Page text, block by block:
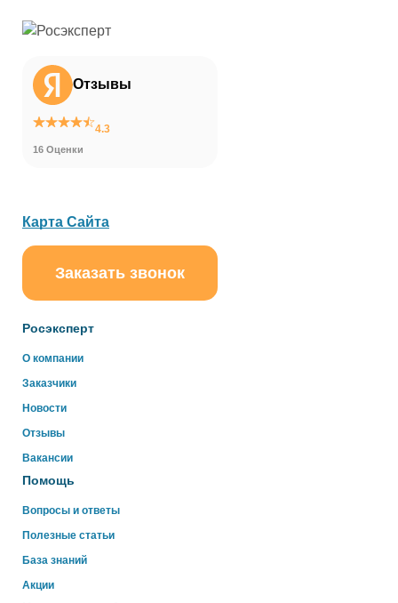
Отзывы
4.3
16 Оценки
Росэксперт
О компании
Заказчики
Новости
Отзывы
Вакансии
Помощь
Вопросы и ответы
Полезные статьи
База знаний
Акции
Карта Сайта
Заказать звонок
online
Здравствуйте!
Свяжитесь с нами через WhatsApp нажав на кнопку